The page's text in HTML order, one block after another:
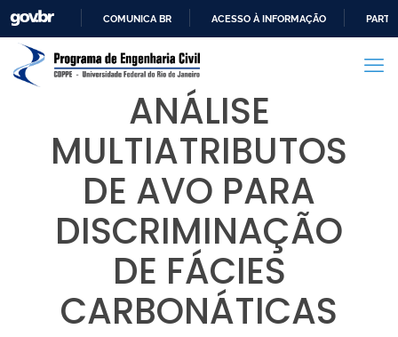
PARA
CONTEÚDO
COMUNICA BR ACESSO À INFORMAÇÃO
ANÁLISE
MULTIATRIBUTOS
DE AVO PARA
DISCRIMINAÇÃO
DE FÁCIES
CARBONÁTICAS